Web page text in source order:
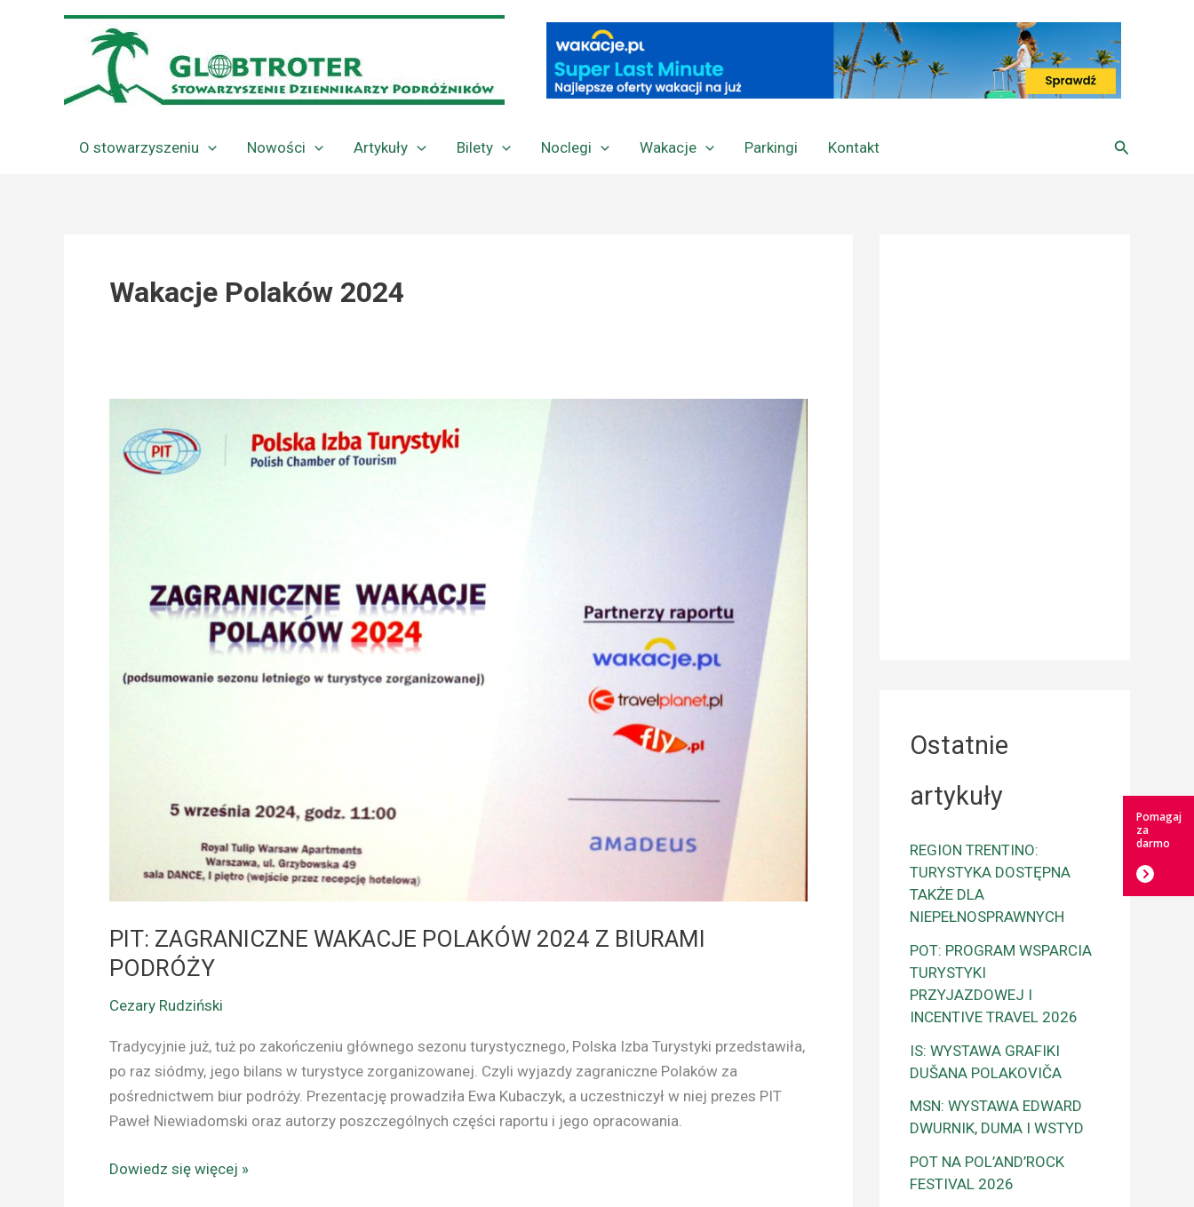
O stowarzyszeniu Nowości Artykuły Bilety Noclegi Wakacje Parkingi Kontakt Szukaj
Wakacje Polaków 2024
PIT: ZAGRANICZNE WAKACJE POLAKÓW 2024 Z BIURAMI
PODRÓŻY
Cezary Rudziński
Tradycyjnie już, tuż po zakończeniu głównego sezonu turystycznego, Polska Izba Turystyki przedstawiła,
po raz siódmy, jego bilans w turystyce zorganizowanej. Czyli wyjazdy zagraniczne Polaków za
pośrednictwem biur podróży. Prezentację prowadziła Ewa Kubaczyk, a uczestniczył w niej prezes PIT
Paweł Niewiadomski oraz autorzy poszczególnych części raportu i jego opracowania.
ZAGRANICZNE
WAKACJE
PODRÓŻY
Dowiedz się więcej »
Ostatnie
artykuły
REGION TRENTINO:
TURYSTYKA DOSTĘPNA
TAKŻE DLA
NIEPEŁNOSPRAWNYCH
POT: PROGRAM WSPARCIA
TURYSTYKI
PRZYJAZDOWEJ I
INCENTIVE TRAVEL 2026
IS: WYSTAWA GRAFIKI
DUŠANA POLAKOVIČA
MSN: WYSTAWA EDWARD
DWURNIK, DUMA I WSTYD
POT NA POL’AND’ROCK
FESTIVAL 2026
Pomagaj
za
darmo